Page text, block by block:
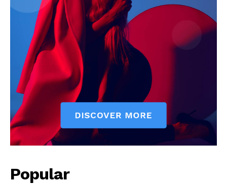
Jagruk Janta
Vishwasniya Hindi Akhbaar
Popular